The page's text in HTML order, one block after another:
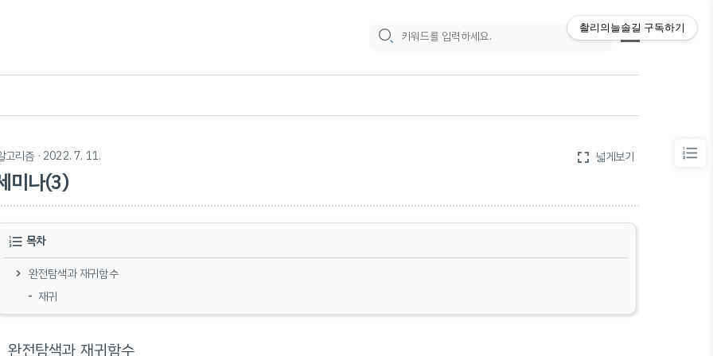
고리즘 · 2022. 7. 11. fullscreen 넓게보기
미나(3)
목차
완전탐색과 재귀함수
재귀
완전탐색과 재귀함수
촬리의늘솔길 구독하기